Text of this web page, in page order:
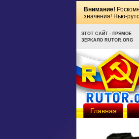
Внимание!
значения! Нью-
ЭТОТ САЙТ - ПРЯМОЕ
ЗЕРКАЛО RUTOR.ORG
Главная